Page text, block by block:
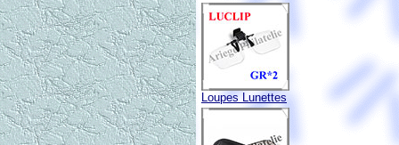
Loupes Lunettes